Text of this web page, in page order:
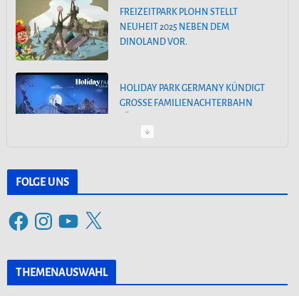
FREIZEITPARK PLOHN STELLT
NEUHEIT 2025 NEBEN DEM
DINOLAND VOR.
HOLIDAY PARK GERMANY KÜNDIGT
GROSSE FAMILIENACHTERBAHN F
FOLGE UNS
F
c
I
s
t
Y
u
T
X
THEMENAUSWAHL